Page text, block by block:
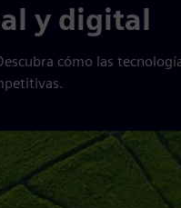
y digital
cómo las